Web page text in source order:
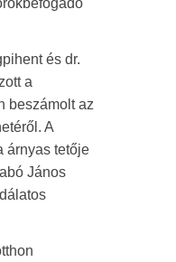
és dr.
a
beszámolt az
A
árnyas tetője
János